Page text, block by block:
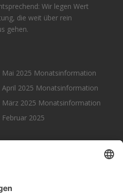
Wir legen Wert
die weit über rein
gehen.
Mai 2025 Monatsinformation
2025 Monatsinformation
März 2025 Monatsinformation
2025
Datenschutz